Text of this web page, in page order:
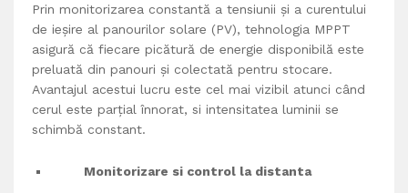
Prin monitorizarea constantă a tensiunii și a curentului
de ieșire al panourilor solare (PV), tehnologia MPPT
asigură că fiecare picătură de energie disponibilă este
preluată din panouri și colectată pentru stocare.
Avantajul acestui lucru este cel mai vizibil atunci când
cerul este parțial înnorat, si intensitatea luminii se
schimbă constant.
Monitorizare si control la distanta